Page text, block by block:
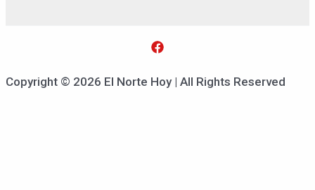
Copyright © 2026 El Norte Hoy | All Rights Reserved